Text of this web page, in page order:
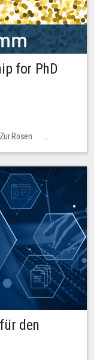
for PhD
Rosen
den